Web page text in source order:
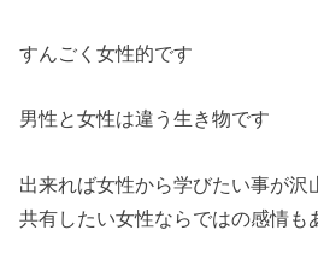
すんごく女性的です
男性と女性は違う生き物です
出来れば女性から学びたい事が沢
共有したい女性ならではの感情も